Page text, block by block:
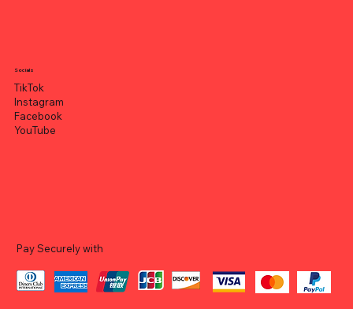
Socials
TikTok
Instagram
Facebook
YouTube
Pay Securely with